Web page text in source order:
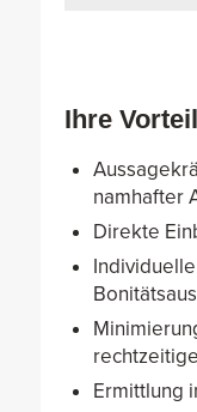
Ihre
namhafter
Direkte
Ermittlung